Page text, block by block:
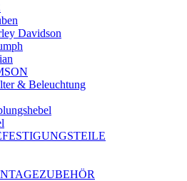
Davidson
& Beleuchtung